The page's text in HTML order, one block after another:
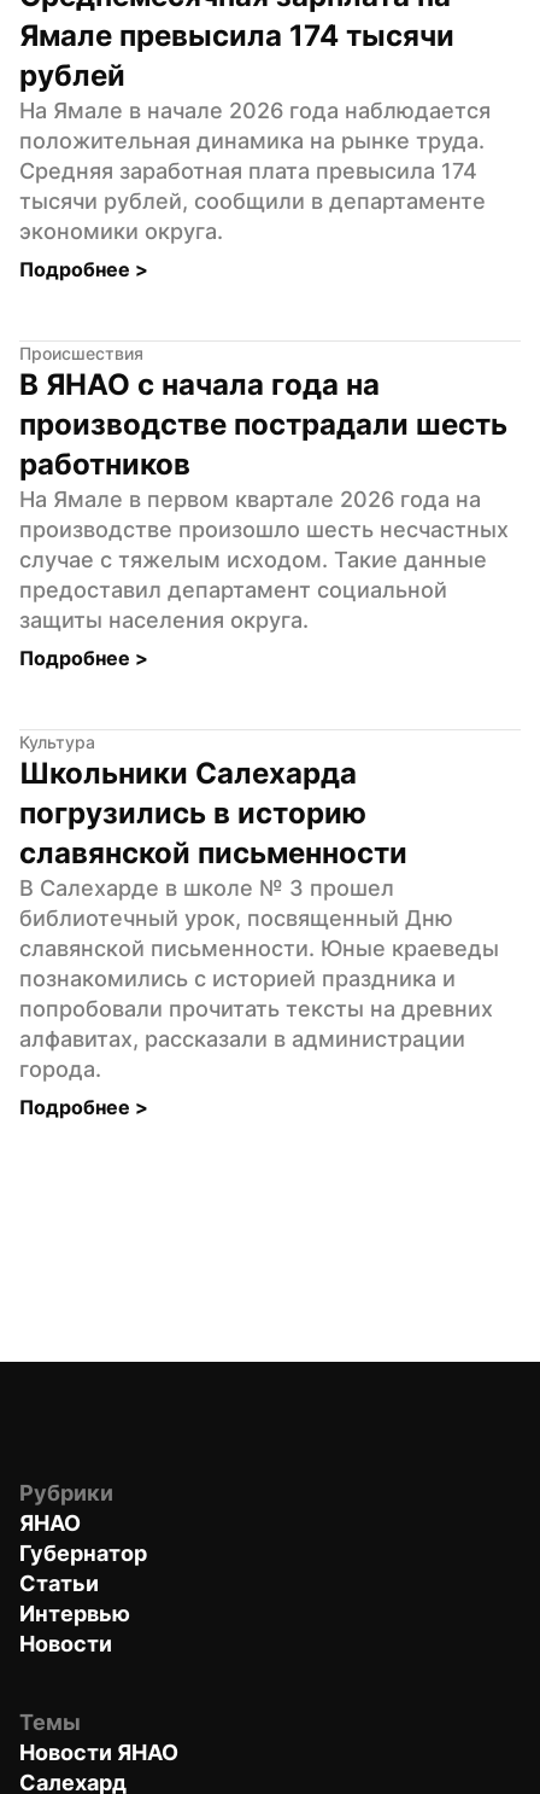
Ямале превысила 174 тысячи
рублей
На Ямале в начале 2026 года наблюдается
положительная динамика на рынке труда.
Средняя заработная плата превысила 174
тысячи рублей, сообщили в департаменте
экономики округа.
Подробнее >
Происшествия
В ЯНАО с начала года на
производстве пострадали шесть
работников
На Ямале в первом квартале 2026 года на
производстве произошло шесть несчастных
случае с тяжелым исходом. Такие данные
предоставил департамент социальной
защиты населения округа.
Подробнее >
Культура
Школьники Салехарда
погрузились в историю
славянской письменности
В Салехарде в школе № 3 прошел
библиотечный урок, посвященный Дню
славянской письменности. Юные краеведы
познакомились с историей праздника и
попробовали прочитать тексты на древних
алфавитах, рассказали в администрации
города.
Подробнее >
Рубрики
ЯНАО
Губернатор
Статьи
Интервью
Новости
Темы
Новости ЯНАО
Салехард